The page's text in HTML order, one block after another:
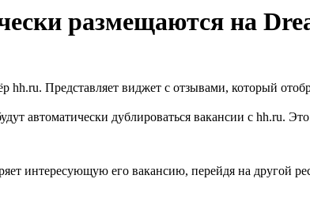
размещаются на
Представляет виджет с отзывами, который
автоматически дублироваться вакансии с hh.ru.
интересующую его вакансию, перейдя на другой